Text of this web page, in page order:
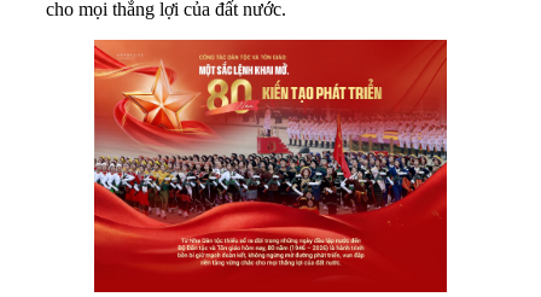
cho mọi thắng lợi của đất nước.